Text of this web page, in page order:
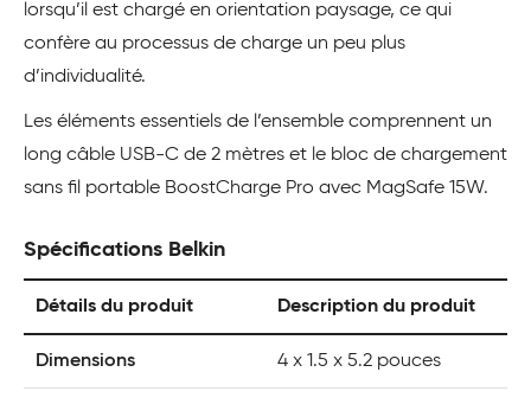
lorsqu’il est chargé en orientation paysage, ce qui
confère au processus de charge un peu plus
d’individualité.
Les éléments essentiels de l’ensemble comprennent un
long câble USB-C de 2 mètres et le bloc de chargement
sans fil portable BoostCharge Pro avec MagSafe 15W.
Spécifications Belkin
Détails du produit Description du produit
Dimensions 4 x 1.5 x 5.2 pouces